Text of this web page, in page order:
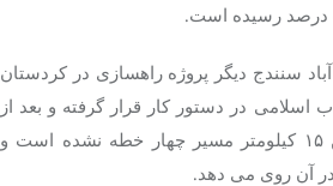
آباد سنندج دیگر پروژه راهسازی در کردستان
اسلامی در دستور کار قرار گرفته و بعد از
نزدیک به نیم قرن هنوز این ۱۵ کیلومتر مسیر چهار خطه نشده است و
آن روی می دهد.